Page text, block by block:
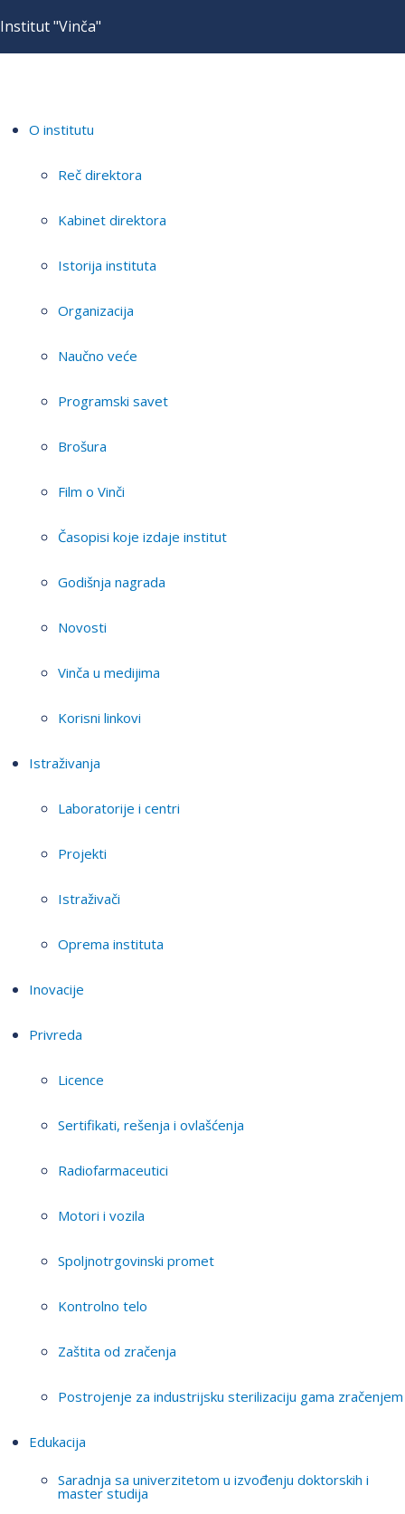
Institut "Vinča"
O institutu
Reč direktora
Kabinet direktora
Istorija instituta
Organizacija
Naučno veće
Programski savet
Brošura
Film o Vinči
Časopisi koje izdaje institut
Godišnja nagrada
Novosti
Vinča u medijima
Korisni linkovi
Istraživanja
Laboratorije i centri
Projekti
Istraživači
Oprema instituta
Inovacije
Privreda
Licence
Sertifikati, rešenja i ovlašćenja
Radiofarmaceutici
Motori i vozila
Spoljnotrgovinski promet
Kontrolno telo
Zaštita od zračenja
Postrojenje za industrijsku sterilizaciju gama zračenjem
Edukacija
Saradnja sa univerzitetom u izvođenju doktorskih i
master studija